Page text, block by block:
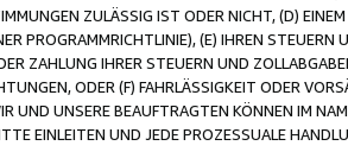
ZULÄSSIG IST ODER NICHT, (D)
PROGRAMMRICHTLINIE), (E) IHREN
ZAHLUNG IHRER STEUERN UND
ODER (F) FAHRLÄSSIGKEIT ODER
UND UNSERE BEAUFTRAGTEN KÖNNEN IM
EINLEITEN UND JEDE PROZESSUALE